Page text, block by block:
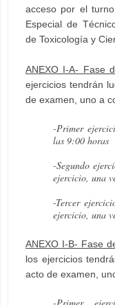
acceso por el
Especial de
de Toxicología y
ANEXO I-A- Fase
ejercicios tendrán
de examen, uno a
-Primer
las 9:00 horas
-Segundo
ejercicio, una
-Tercer
ejercicio, una
ANEXO I-B- Fase
los ejercicios
acto de examen,